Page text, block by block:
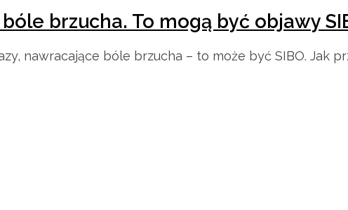
brzucha. To mogą być objawy
nawracające bóle brzucha – to może być SIBO. Jak